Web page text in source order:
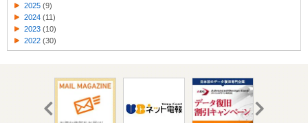
2025 (9)
2024 (11)
2023 (10)
2022 (30)